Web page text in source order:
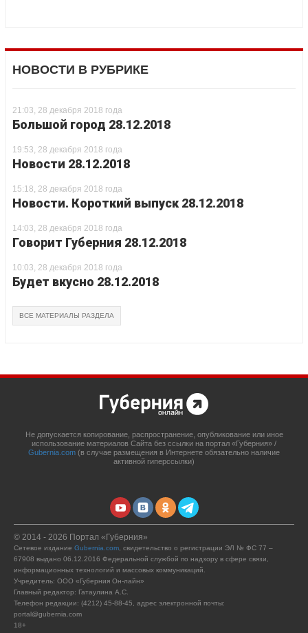
НОВОСТИ В РУБРИКЕ
21:03, 28 декабря 2018 года
Большой город 28.12.2018
19:53, 28 декабря 2018 года
Новости 28.12.2018
15:18, 28 декабря 2018 года
Новости. Короткий выпуск 28.12.2018
14:03, 28 декабря 2018 года
Говорит Губерния 28.12.2018
10:03, 28 декабря 2018 года
Будет вкусно 28.12.2018
ВСЕ МАТЕРИАЛЫ РАЗДЕЛА
Не допускается копирование, распространение, опубликование или иное
использование материалов Сайта без ссылки на портал «Губерния» /
Gubernia.com (в случае размещения в Интернете обязательно наличие
активной гиперссылки)
© 2014 - 2026 Портал «Губерния»
Сетевое издание Gubernia.com , свидетельство о регистрации ЭЛ № ФС 77 –
67908 выдано 06.12.2016 Федеральной службой по надзору в сфере связи,
информационных технологий и массовых коммуникаций.
Учредитель: ООО «Губерния Он-лайн»
Главный редактор: Гатаулина А.С.
Телефон редакции: (4212) 45-88-45, адрес электронной почты:
portal@gubernia.com
18+